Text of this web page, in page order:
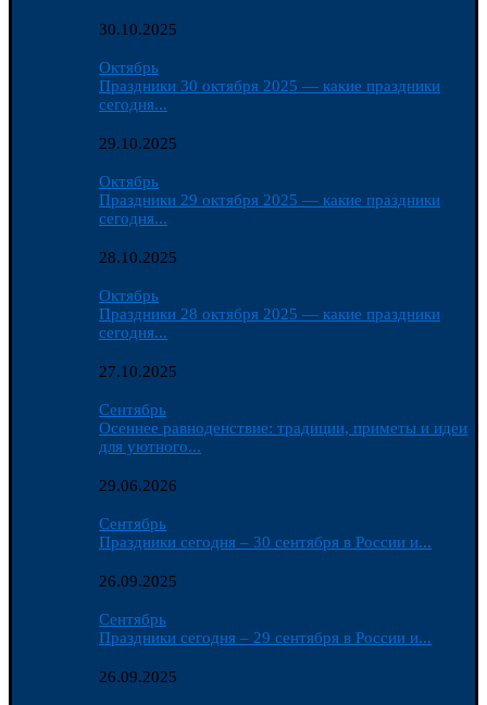
30.10.2025
Октябрь
Праздники 30 октября 2025 — какие праздники
сегодня...
29.10.2025
Октябрь
Праздники 29 октября 2025 — какие праздники
сегодня...
28.10.2025
Октябрь
Праздники 28 октября 2025 — какие праздники
сегодня...
27.10.2025
Сентябрь
Осеннее равноденствие: традиции, приметы и идеи
для уютного...
29.06.2026
Сентябрь
Праздники сегодня – 30 сентября в России и...
26.09.2025
Сентябрь
Праздники сегодня – 29 сентября в России и...
26.09.2025